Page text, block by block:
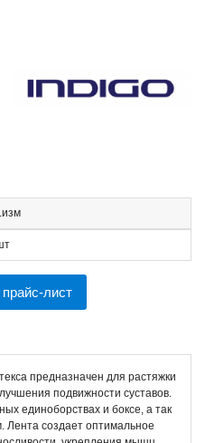
лист
предназначен для растяжки
подвижности суставов.
единоборствах и боксе, а так
Лента создает оптимальное